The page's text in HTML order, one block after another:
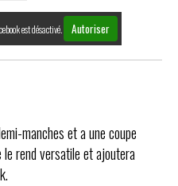
est désactivé. Autoriser
manches et a une coupe
rend versatile et ajoutera